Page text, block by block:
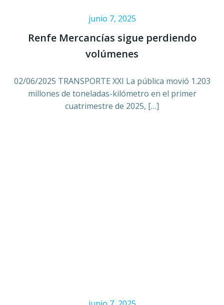
junio 7, 2025
Renfe Mercancías sigue perdiendo
volúmenes
02/06/2025 TRANSPORTE XXI La pública movió 1.203
millones de toneladas-kilómetro en el primer
cuatrimestre de 2025, […]